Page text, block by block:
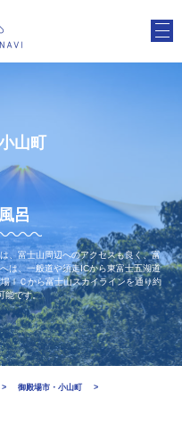
山町
呂
、富士山周辺へのアクセスも良く、富
は、一般道や須走ICから東富士五湖道
ＩＣから富士山スカイラインを通り約
能です。
御殿場市・小山町